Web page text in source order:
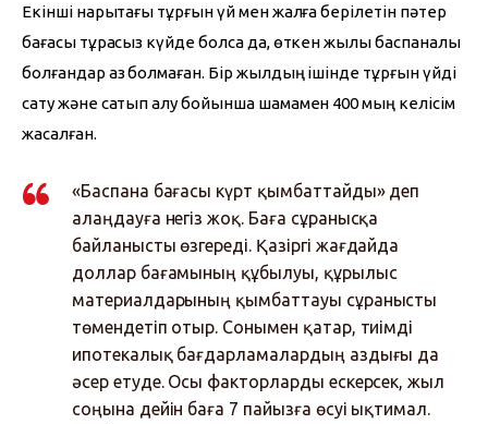
Екінші нарықтағы тұрғын үй мен жалға берілетін пәтер
бағасы тұрақсыз күйде болса да, өткен жылы баспаналы
болғандар аз болмаған. Бір жылдың ішінде тұрғын үйді
сату және сатып алу бойынша шамамен 400 мың келісім
жасалған.
«Баспана бағасы күрт қымбаттайды» деп
алаңдауға негіз жоқ. Баға сұранысқа
байланысты өзгереді. Қазіргі жағдайда
доллар бағамының құбылуы, құрылыс
материалдарының қымбаттауы сұранысты
төмендетіп отыр. Сонымен қатар, тиімді
ипотекалық бағдарламалардың аздығы да
әсер етуде. Осы факторларды ескерсек, жыл
соңына дейін баға 7 пайызға өсуі ықтимал.